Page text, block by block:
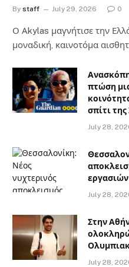
By staff July 29, 2026 0
Ο Αkylas μαγνήτισε την
μοναδική, καινοτόμα
πτώση
σπίτι
July 28,
εργασιών
July 28,
Στην
July 28,